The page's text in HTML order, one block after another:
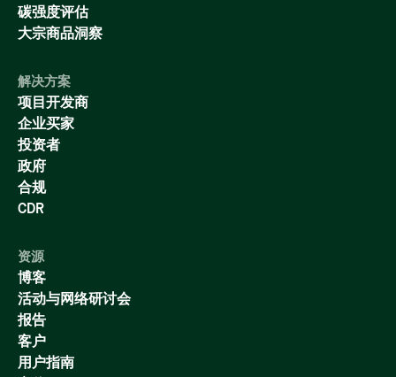
碳强度评估
大宗商品洞察
解决方案
项目开发商
企业买家
投资者
政府
合规
CDR
资源
博客
活动与网络研讨会
报告
客户
用户指南